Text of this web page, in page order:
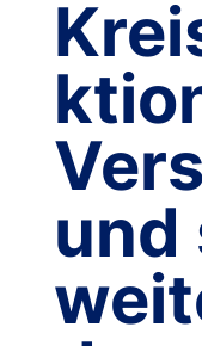
und